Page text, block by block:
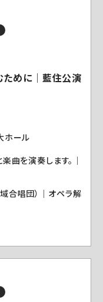
ために｜藍住公演
ホール
曲を演奏します。｜
合唱団）｜オペラ解